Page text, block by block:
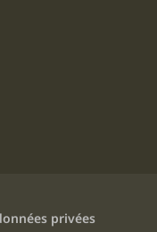
privées